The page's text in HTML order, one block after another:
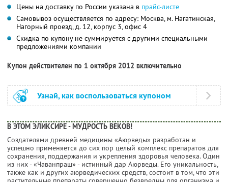
Цены на доставку по России указана в прайс-листе
Самовывоз осуществляется по адресу: Москва, м. Нагатинская,
Нагорный проезд, д. 12, корпус 3, офис 4
Скидка по купону не суммируется с другими специальными
предложениями компании
Купон действителен по 1 октября 2012 включительно
Узнай, как воспользоваться купоном
В ЭТОМ ЭЛИКСИРЕ - МУДРОСТЬ ВЕКОВ!
Создателями древней медицины «Аюрведы» разработан и
успешно применяется до сих пор целый комплекс препаратов для
сохранения, поддержания и укрепления здоровья человека. Один
из них - «Чаванпраш» - истинный дар Аюрведы. Его уникальность,
также как и других аюрведических средств, состоит в том, что эти